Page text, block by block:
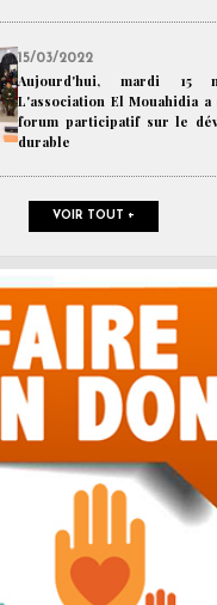
15/03/2022
Aujourd'hui, mardi 15
L'association El Mouahidia
forum participatif sur le
durable
VOIR TOUT +